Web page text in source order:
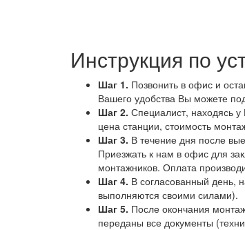
Инструкция по
Шаг 1. Позвонить в офис и
Вашего удобства Вы можете
Шаг 2. Специалист, находясь
цена станции, стоимость
Шаг 3. В течение дня после
Приезжать к нам в офис для
монтажников. Оплата
Шаг 4. В согласованный день,
выполняются своими силами).
Шаг 5. После окончания
переданы все документы